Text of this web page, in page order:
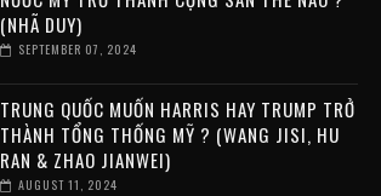
(NHÃ DUY)
SEPTEMBER 07, 2024
TRUNG QUỐC MUỐN HARRIS HAY TRUMP TRỞ
THÀNH TỔNG THỐNG MỸ ? (WANG JISI, HU
RAN & ZHAO JIANWEI)
AUGUST 11, 2024